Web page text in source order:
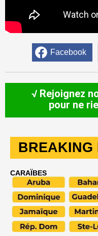
Facebook
√ Rejoignez
pour ne
BREAKING
CARAÏBES